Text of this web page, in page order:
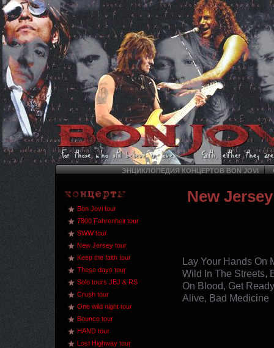
ЭНЦИКЛОПЕДИЯ КОНЦЕРТОВ BON JOVI
Bon Jovi tour
7800 Fahrenheit tour
SWW tour
New Jersey tour
Keep the faith tour
These days tour
Solo tours JBJ & RS
Crush tour
One wild night tour
Bounce tour
HAND tour
Lost Highway tour
New
Lay Your Hands On
Wild In The Streets,
On Blood, Get
Alive, Bad Medicine